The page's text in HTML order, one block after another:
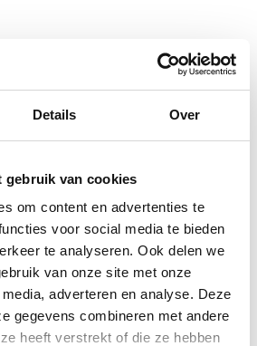
Details Over
gebruik van cookies
om content en advertenties te
voor social media te bieden
te analyseren. Ook delen we
van onze site met onze
adverteren en analyse. Deze
gegevens combineren met andere
heeft verstrekt of die ze hebben
S22+ Smart LED View Cover in wit
functionaliteit en stijlvolle
Dankzij het ingebouwde LED-
zie je direct meldingen, de tijd
rondom tegen krassen, stoten en
voor een pasje, wat het hoesje
De elegante witte afwerking
en strakke uitstraling.